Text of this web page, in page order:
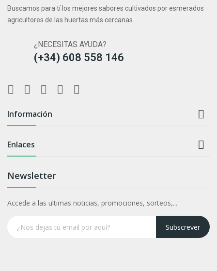
Buscamos para tí los mejores sabores cultivados por esmerados
agricultores de las huertas más cercanas.
¿NECESITAS AYUDA?
(+34) 608 558 146
Información 
Enlaces 
Newsletter
Accede a las ultimas noticias, promociones, sorteos,...
Subscrever